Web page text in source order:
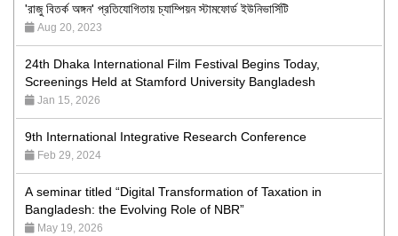
Aug 20, 2023
24th Dhaka International Film Festival Begins Today,
Screenings Held at Stamford University Bangladesh
Jan 15, 2026
9th International Integrative Research Conference
Feb 29, 2024
A seminar titled “Digital Transformation of Taxation in
Bangladesh: the Evolving Role of NBR”
May 19, 2026